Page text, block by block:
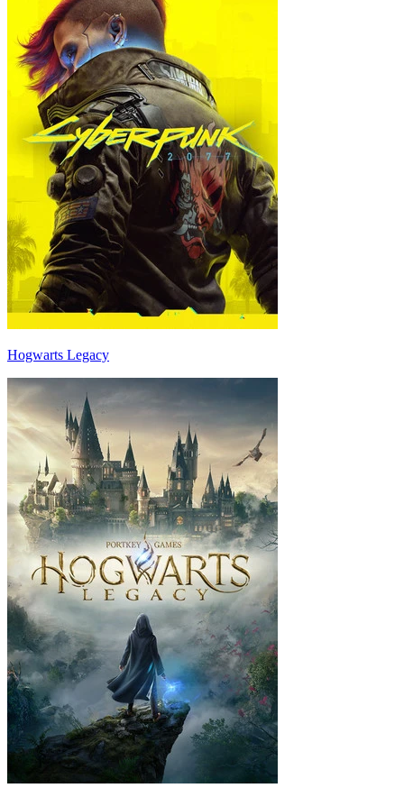
Hogwarts Legacy